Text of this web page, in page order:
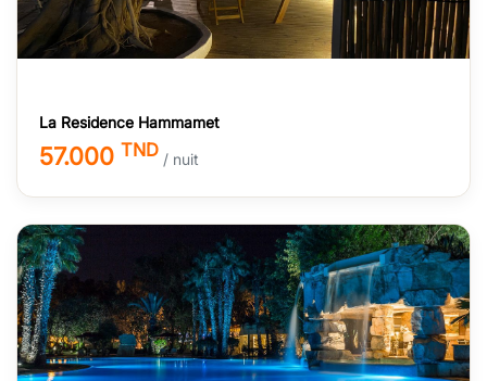
La Residence Hammamet
57.000 TND / nuit